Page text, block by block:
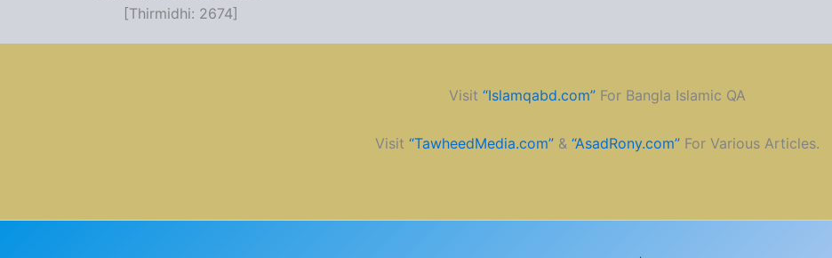
[Thirmidhi: 2674]
Visit “Islamqabd.com” For Bangla Islamic QA
Visit “TawheedMedia.com” & “AsadRony.com” For Various Articles.